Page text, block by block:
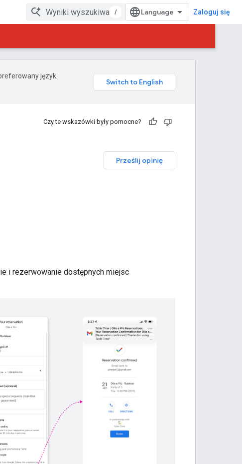
/ Zaloguj się
język.
Czy te wskazówki były pomocne?
Prześlij opinię
i rezerwowanie dostępnych miejsc